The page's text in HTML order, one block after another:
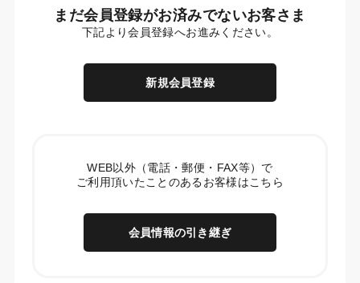
まだ会員登録がお済みでないお客さま
下記より会員登録へお進みください。
新規会員登録
WEB以外（電話・郵便・FAX等）で
ご利用頂いたことのあるお客様はこちら
会員情報の引き継ぎ